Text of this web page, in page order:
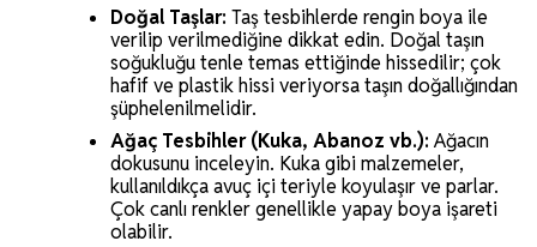
Doğal Taşlar: Taş tesbihlerde rengin boya ile
verilip verilmediğine dikkat edin. Doğal taşın
soğukluğu tenle temas ettiğinde hissedilir; çok
hafif ve plastik hissi veriyorsa taşın doğallığından
şüphelenilmelidir.
Ağaç Tesbihler (Kuka, Abanoz vb.): Ağacın
dokusunu inceleyin. Kuka gibi malzemeler,
kullanıldıkça avuç içi teriyle koyulaşır ve parlar.
Çok canlı renkler genellikle yapay boya işareti
olabilir.